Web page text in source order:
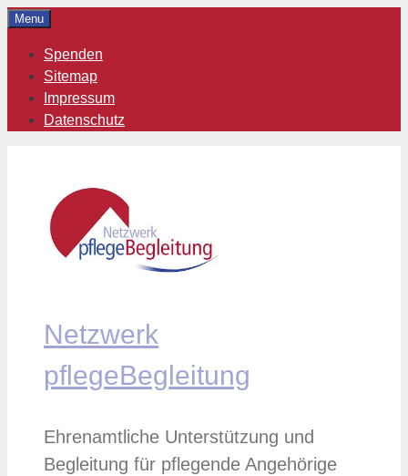
Zum
springen
Menu
Spenden
Sitemap
Impressum
Datenschutz
Netzwerk
pflegeBegleitung
Ehrenamtliche Unterstützung und
Begleitung für pflegende Angehörige